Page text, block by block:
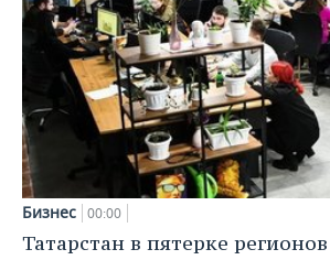
Бизнес 00:00
Татарстан в пятерке